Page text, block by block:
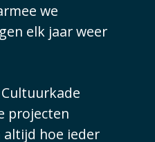
we
elk jaar weer
Cultuurkade
projecten
altijd hoe ieder